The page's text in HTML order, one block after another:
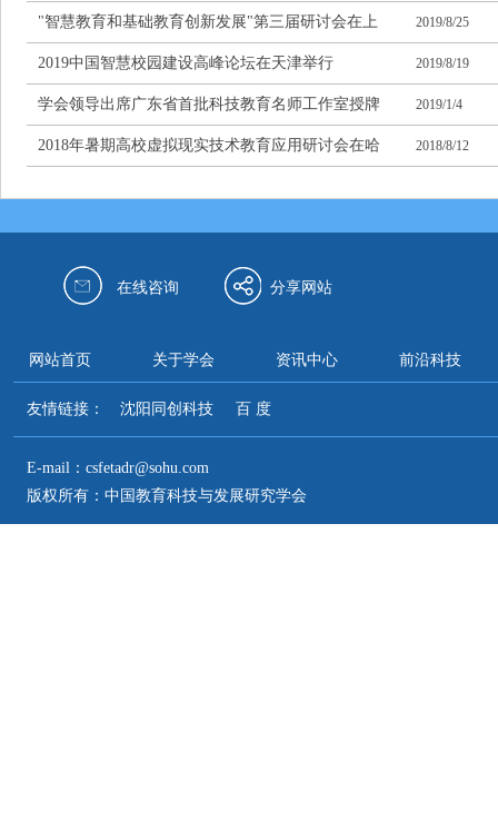
六届"未来教育家成长论坛"暨"教育家成长联盟"全
国五次会议开幕
"智慧教育和基础教育创新发展"第三届研讨会在上
海召开
2019/8/25
2019中国智慧校园建设高峰论坛在天津举行 2019/8/19
学会领导出席广东省首批科技教育名师工作室授牌
2019/1/4
2018年暑期高校虚拟现实技术教育应用研讨会在哈
2018/8/12
在线咨询 分享网站
网站首页 关于学会 资讯中心 前沿科技
友情链接： 沈阳同创科技 百 度
E-mail：csfetadr@sohu.com
版权所有：中国教育科技与发展研究学会